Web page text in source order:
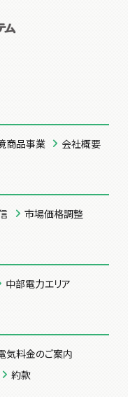
商品事業 会社概要
市場価格調整
中部電力エリア
気料金のご案内
約款